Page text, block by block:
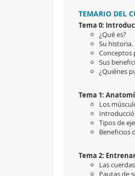
TEMARIO DEL
Tema 0:
¿Qué es?
Su historia.
Conceptos
Sus
¿Quiénes
Tema 1:
Los
Tipos de
Beneficios
Tema 2:
Las
Pautas de